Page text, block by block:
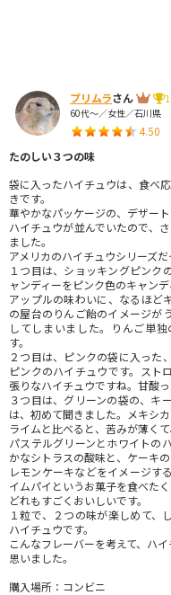
プリムラさん
60代～／女性／石川県
4.50
たのしい３つの味
袋に入ったハイチュウは、食べ
きです。
華やかなパッケージの、デザー
ハイチュウが並んでいたので、
ました。
アメリカのハイチュウシリーズだ
１つ目は、ショッキングピンク
ャンディーをピンク色のキャンデ
アップルの味わいに、なるほど
の屋台のりんご飴のイメージが
してしまいました。りんご単
す。
２つ目は、ピンクの袋に入った
ピンクのハイチュウです。スト
張りなハイチュウですね。甘酸
３つ目は、グリーンの袋の、キ
は、初めて聞きました。メキシ
ライムと比べると、苦みが薄く
パステルグリーンとホワイトの
かなシトラスの酸味と、ケーキ
レモンケーキなどをイメージす
イムパイというお菓子を食べたく
どれもすごくおいしいです。
１粒で、２つの味が楽しめて、
ハイチュウです。
こんなフレーバーを考えて、ハ
思いました。
購入場所：コンビニ